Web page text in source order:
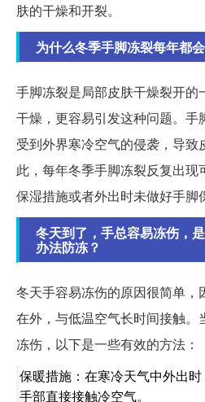
肤的干燥和开裂。
为什么冬季手脚冻裂每年都
手脚冻裂是局部皮肤干燥裂开的
干燥，更容易引发这种问题。手
受到外界寒冷空气的侵袭，导致
此，每年冬季手脚冻裂反复出现
保湿措施或者外出时未做好手脚
冬天到了，手总容易冻伤，
办法防冻？
冬天手容易冻伤的原因很简单，
在外，与低温空气长时间接触。
冻伤，以下是一些有效的方法：
保暖措施：在寒冷天气中外出
手部直接接触冷空气。